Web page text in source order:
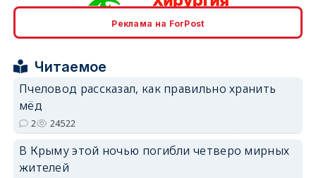
erid: 2SDnjdPjgYS
Реклама на ForPost
Читаемое
Пчеловод рассказал, как правильно хранить
мёд
2 24522
В Крыму этой ночью погибли четверо мирных
жителей